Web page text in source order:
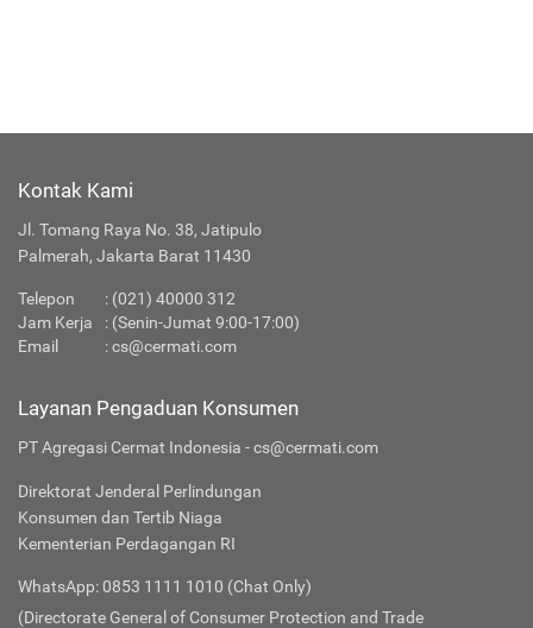
Kontak Kami
Jl. Tomang Raya No. 38, Jatipulo
Palmerah, Jakarta Barat 11430
Telepon : (021) 40000 312
Jam Kerja
: (Senin-Jumat 9:00-17:00)
Email
:cs@cermati.com
Layanan Pengaduan Konsumen
PT Agregasi Cermat Indonesia - cs@cermati.com
Direktorat Jenderal Perlindungan
Konsumen dan Tertib Niaga
Kementerian Perdagangan RI
WhatsApp: 0853 1111 1010 (Chat Only)
(Directorate General of Consumer Protection and Trade